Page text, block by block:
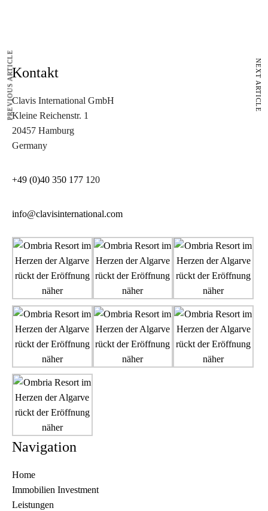
PREVIOUS ARTICLE NEXT ARTICLE
Kontakt
Clavis International GmbH
Kleine Reichenstr. 1
20457 Hamburg
Germany
+49 (0)40 350 177 1 20
info@clavisinternational.com
Navigation
Home
Immobilien Investment
Leistungen